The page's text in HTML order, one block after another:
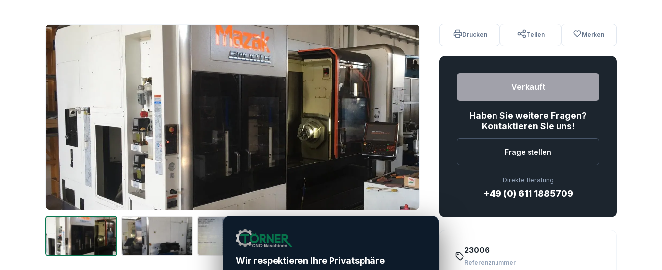
Drucken Teilen Merken
Verkauft
Haben Sie weitere Fragen?
Kontaktieren Sie uns!
Frage stellen
Direkte Beratung
+49 (0) 611 1885709
23006
Referenznummer
Wir respektieren Ihre Privatsphäre